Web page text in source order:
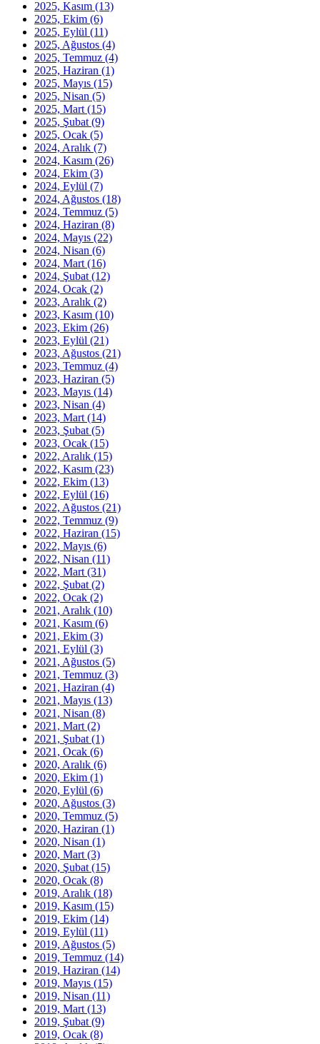
2025, Kasım (13)
2025, Ekim (6)
2025, Eylül (11)
2025, Ağustos (4)
2025, Temmuz (4)
2025, Haziran (1)
2025, Mayıs (15)
2025, Nisan (5)
2025, Mart (15)
2025, Şubat (9)
2025, Ocak (5)
2024, Aralık (7)
2024, Kasım (26)
2024, Ekim (3)
2024, Eylül (7)
2024, Ağustos (18)
2024, Temmuz (5)
2024, Haziran (8)
2024, Mayıs (22)
2024, Nisan (6)
2024, Mart (16)
2024, Şubat (12)
2024, Ocak (2)
2023, Aralık (2)
2023, Kasım (10)
2023, Ekim (26)
2023, Eylül (21)
2023, Ağustos (21)
2023, Temmuz (4)
2023, Haziran (5)
2023, Mayıs (14)
2023, Nisan (4)
2023, Mart (14)
2023, Şubat (5)
2023, Ocak (15)
2022, Aralık (15)
2022, Kasım (23)
2022, Ekim (13)
2022, Eylül (16)
2022, Ağustos (21)
2022, Temmuz (9)
2022, Haziran (15)
2022, Mayıs (6)
2022, Nisan (11)
2022, Mart (31)
2022, Şubat (2)
2022, Ocak (2)
2021, Aralık (10)
2021, Kasım (6)
2021, Ekim (3)
2021, Eylül (3)
2021, Ağustos (5)
2021, Temmuz (3)
2021, Haziran (4)
2021, Mayıs (13)
2021, Nisan (8)
2021, Mart (2)
2021, Şubat (1)
2021, Ocak (6)
2020, Aralık (6)
2020, Ekim (1)
2020, Eylül (6)
2020, Ağustos (3)
2020, Temmuz (5)
2020, Haziran (1)
2020, Nisan (1)
2020, Mart (3)
2020, Şubat (15)
2020, Ocak (8)
2019, Aralık (18)
2019, Kasım (15)
2019, Ekim (14)
2019, Eylül (11)
2019, Ağustos (5)
2019, Temmuz (14)
2019, Haziran (14)
2019, Mayıs (15)
2019, Nisan (11)
2019, Mart (13)
2019, Şubat (9)
2019, Ocak (8)